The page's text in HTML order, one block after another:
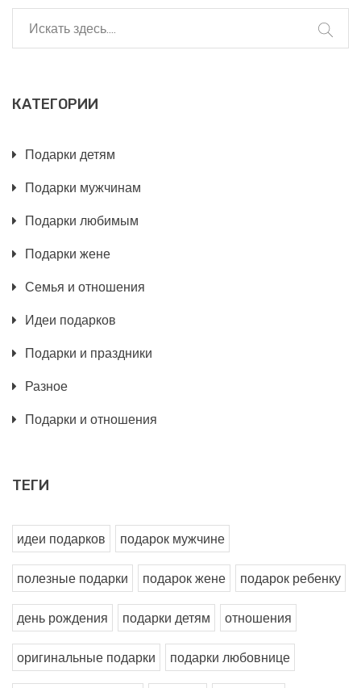
КАТЕГОРИИ
Подарки детям
Подарки мужчинам
Подарки любимым
Подарки жене
Семья и отношения
Идеи подарков
Подарки и праздники
Разное
Подарки и отношения
ТЕГИ
идеи подарков подарок мужчине
полезные подарки подарок жене подарок ребенку
день рождения подарки детям отношения
оригинальные подарки подарки любовнице